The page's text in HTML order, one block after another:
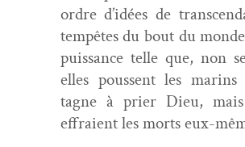
ordre d’idées de
tem­pêtes du bout du
puis­sance telle que, non
elles poussent les
tagne à prier Dieu, mais
effraient les morts eux-